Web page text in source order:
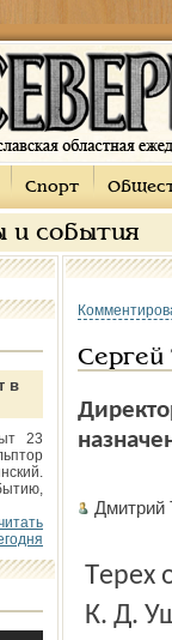
Спорт
и события
в
23
Сергей
Терех окончил Ярослав­ский педагогический институт им.
К. Д.